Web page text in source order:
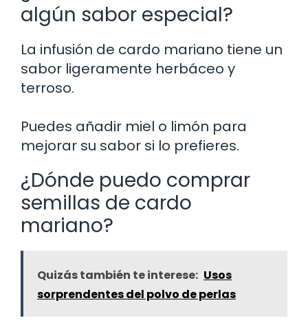
algún sabor especial?
La infusión de cardo mariano tiene un
sabor ligeramente herbáceo y
terroso.
Puedes añadir miel o limón para
mejorar su sabor si lo prefieres.
¿Dónde puedo comprar
semillas de cardo
mariano?
Quizás también te interese: Usos
sorprendentes del polvo de perlas